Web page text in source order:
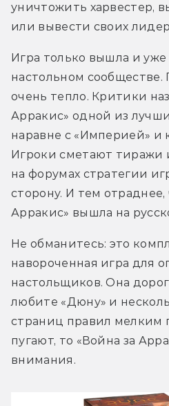
уничтожить харвестер,
или вывести своих
Игра только вышла и
настольном
очень тепло. Критики
Арракис» одной из
наравне с «Империей» и
Игроки сметают тиражи
на форумах стратегии
сторону. И тем отраднее,
Арракис» вышла на
Не обманитесь: это
навороченная игра для
настольщиков. Она
любите «Дюну» и
страниц правил мелким
пугают, то «Война за
внимания.